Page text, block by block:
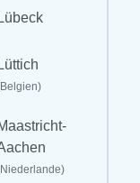
Lübeck
Lüttich